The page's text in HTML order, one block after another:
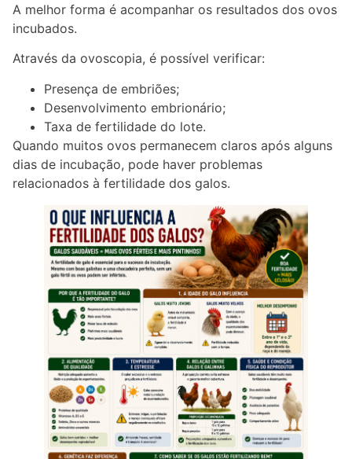
A melhor forma é acompanhar os resultados dos ovos
incubados.
Através da ovoscopia, é possível verificar:
Presença de embriões;
Desenvolvimento embrionário;
Taxa de fertilidade do lote.
Quando muitos ovos permanecem claros após alguns
dias de incubação, pode haver problemas
relacionados à fertilidade dos galos.